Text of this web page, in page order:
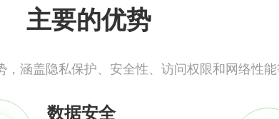
主要的优势
，涵盖隐私保护、安全性、访问权限和网络性
数据安全